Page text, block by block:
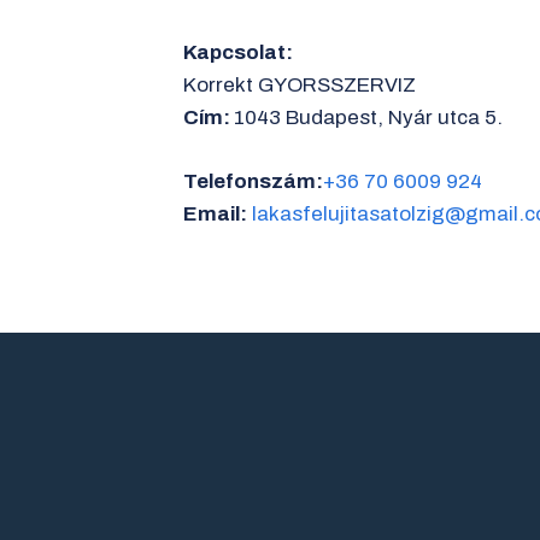
Kapcsolat:
Korrekt GYORSSZERVIZ
Cím: 1043 Budapest, Nyár utca 5.
Telefonszám:+36 70 6009 924
Email: